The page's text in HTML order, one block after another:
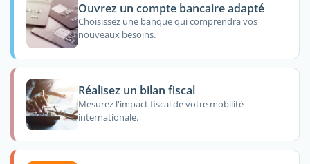
Ouvrez un compte bancaire adapté
Choisissez une banque qui comprendra vos
nouveaux besoins.
Réalisez un bilan fiscal
Mesurez l'impact fiscal de votre mobilité
internationale.